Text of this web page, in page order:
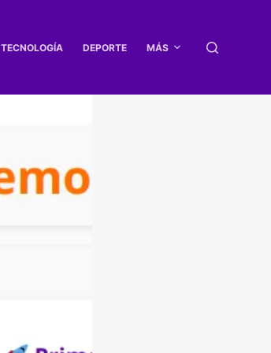
TECNOLOGÍA DEPORTE MÁS